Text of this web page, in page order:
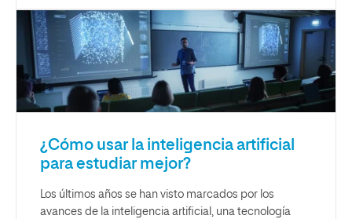
¿Cómo usar la inteligencia artificial
para estudiar mejor?
Los últimos años se han visto marcados por los
avances de la inteligencia artificial, una tecnología